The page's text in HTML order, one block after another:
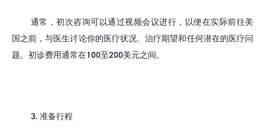
通常，初次咨询可以通过视频会议进行，以便在实际前往美
国之前，与医生讨论你的医疗状况、治疗期望和任何潜在的医疗问
题。初诊费用通常在100至200美元之间。
3. 准备行程